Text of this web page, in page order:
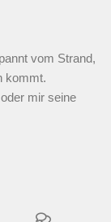
vom Strand,
kommt.
mir seine